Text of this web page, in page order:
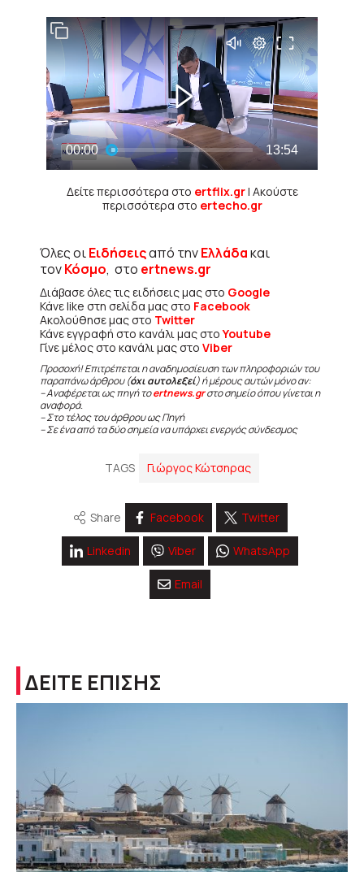
Δείτε περισσότερα στο ertflix.gr| Ακούστε
περισσότερα στο ertecho.gr
Όλες οιΕιδήσειςαπό τηνΕλλάδακαι
τονΚόσμο, στο ertnews.gr
Διάβασε όλες τις ειδήσεις μας στο Google
Κάνε like στη σελίδα μας στο Facebook
Ακολούθησε μας στο Twitter
Κάνε εγγραφή στο κανάλι μας στοYoutube
Γίνε μέλος στο κανάλι μας στο Viber
Προσοχή! Επιτρέπεται η αναδημοσίευση των πληροφοριών του
παραπάνω άρθρου (όχι αυτολεξεί) ή μέρους αυτών μόνο αν:
– Αναφέρεται ως πηγή τοertnews.grστο σημείο όπου γίνεται η
αναφορά.
– Στο τέλος του άρθρου ως Πηγή
– Σε ένα από τα δύο σημεία να υπάρχει ενεργός σύνδεσμος
TAGS Γιώργος Κώτσηρας
Share Facebook Twitter
Linkedin Viber WhatsApp
Email
ΔΕΙΤΕ ΕΠΙΣΗΣ